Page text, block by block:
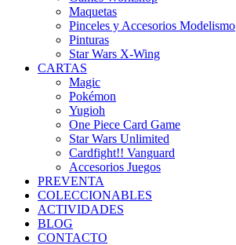
Maquetas
Pinceles y Accesorios Modelismo
Pinturas
Star Wars X-Wing
CARTAS
Magic
Pokémon
Yugioh
One Piece Card Game
Star Wars Unlimited
Cardfight!! Vanguard
Accesorios Juegos
PREVENTA
COLECCIONABLES
ACTIVIDADES
BLOG
CONTACTO